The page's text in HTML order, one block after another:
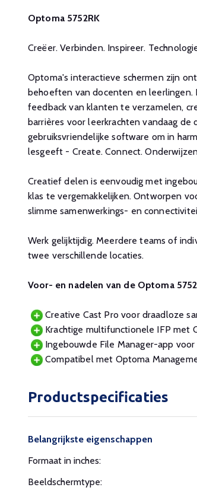
Optoma 5752RK
Creëer. Verbinden. Inspireer.
Optoma's interactieve schermen zijn
behoeften van docenten en
feedback van klanten te verzamelen,
barrières voor leerkrachten vandaag
gebruiksvriendelijke software om in
lesgeeft - Create. Connect.
Creatief delen is eenvoudig met
klas te vergemakkelijken. Ontworpen
slimme samenwerkings- en
Werk gelijktijdig. Meerdere teams of
twee verschillende locaties.
Voor- en nadelen van de Optoma
Creative Cast Pro voor draadloze
Krachtige multifunctionele IFP met
Ingebouwde File Manager-app
Compatibel met Optoma
Productspecificaties
Belangrijkste eigenschappen
Formaat in inches:
Beeldschermtype: